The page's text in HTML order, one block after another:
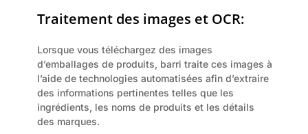
Traitement des images et OCR:
Lorsque vous téléchargez des images
d’emballages de produits, barri traite ces images à
l’aide de technologies automatisées afin d’extraire
des informations pertinentes telles que les
ingrédients, les noms de produits et les détails
des marques.